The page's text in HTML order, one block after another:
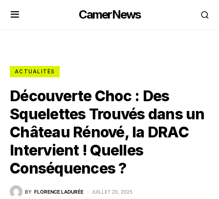
CamerNews
ACTUALITÉS
Découverte Choc : Des
Squelettes Trouvés dans un
Château Rénové, la DRAC
Intervient ! Quelles
Conséquences ?
BY FLORENCE LADURÉE JUILLET 20, 2025